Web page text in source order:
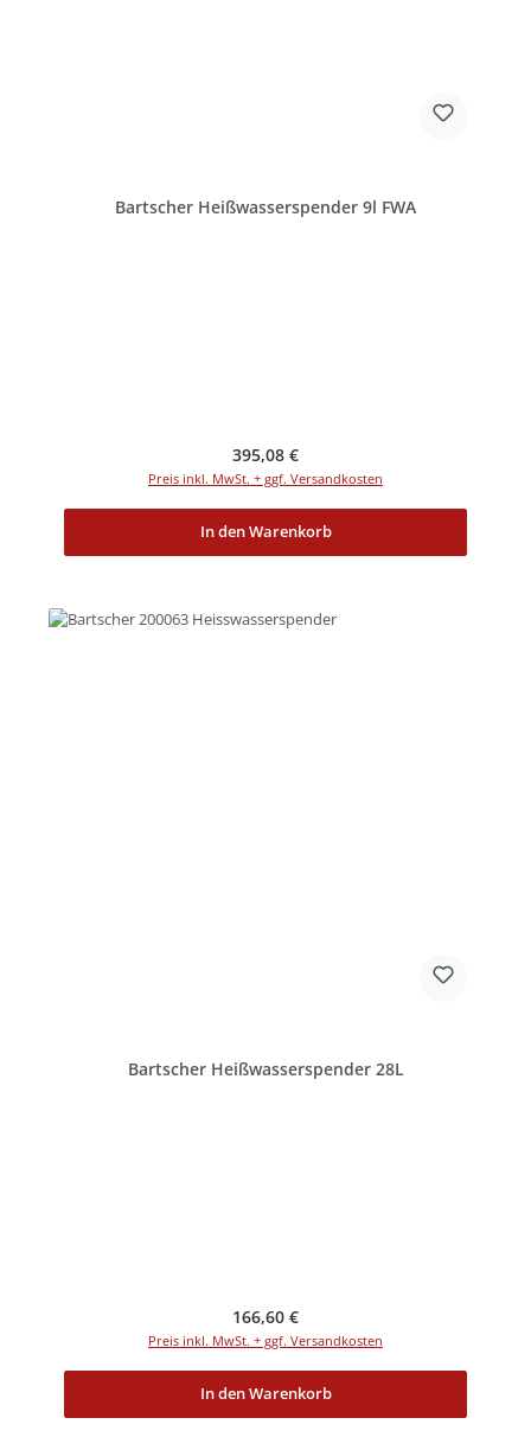
Bartscher Heißwasserspender 9l FWA
Regulärer Preis:
395,08 €
Preis inkl. MwSt. + ggf. Versandkosten
In den Warenkorb
Bartscher Heißwasserspender 28L
Regulärer Preis:
166,60 €
Preis inkl. MwSt. + ggf. Versandkosten
In den Warenkorb